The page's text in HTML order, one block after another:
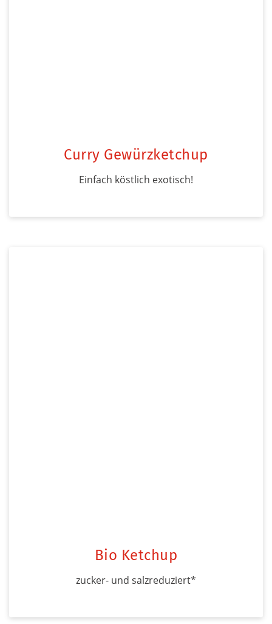
Curry Gewürzketchup
Einfach köstlich exotisch!
Bio Ketchup
zucker- und salzreduziert*